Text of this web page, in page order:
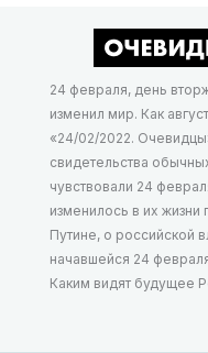
24 февраля, день
изменил мир. Как
«24/02/2022.
свидетельства
чувствовали 24
изменилось в их
Путине, о российской
начавшейся 24
Каким видят будущее